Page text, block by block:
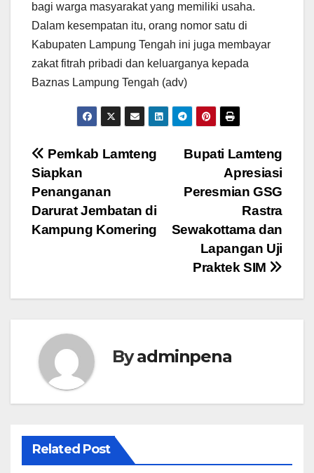
bagi warga masyarakat yang memiliki usaha.
Dalam kesempatan itu, orang nomor satu di
Kabupaten Lampung Tengah ini juga membayar
zakat fitrah pribadi dan keluarganya kepada
Baznas Lampung Tengah (adv)
Navigasi
pos
Bupati Lamteng
Apresiasi
Peresmian GSG
Rastra
Sewakottama dan
Lapangan Uji
Praktek SIM
Pemkab Lamteng
Siapkan
Penanganan
Darurat Jembatan di
Kampung Komering
Byadminpena
Related Post